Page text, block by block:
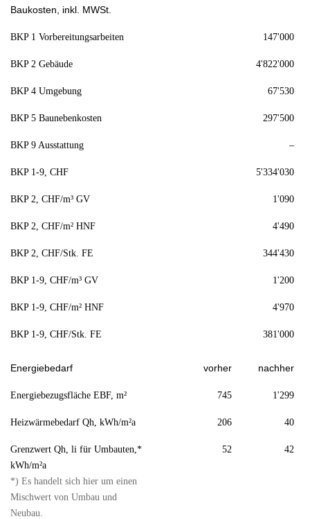
Baukosten, inkl. MWSt.
BKP 1 Vorbereitungsarbeiten 147'000
BKP 2 Gebäude 4'822'000
BKP 4 Umgebung 67'530
BKP 5 Baunebenkosten 297'500
BKP 9 Ausstattung –
BKP 1-9, CHF 5'334'030
BKP 2, CHF/m³ GV 1'090
BKP 2, CHF/m² HNF 4'490
BKP 2, CHF/Stk. FE 344'430
BKP 1-9, CHF/m³ GV 1'200
BKP 1-9, CHF/m² HNF 4'970
BKP 1-9, CHF/Stk. FE 381'000
Energiebedarf vorher nachher
Energiebezugsfläche EBF, m² 745 1'299
Heizwärmebedarf Qh, kWh/m²a 206 40
Grenzwert Qh, li für Umbauten,*
kWh/m²a
*) Es handelt sich hier um einen
Mischwert von Umbau und
Neubau.
52 42